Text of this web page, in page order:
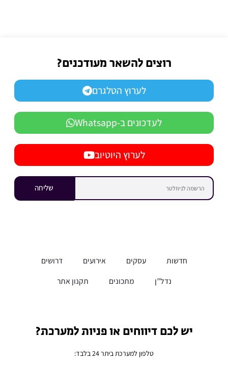
רוצים להשאר מעודכנים?
לערוץ הטלגרם
לעדכונים ב-Whatsapp
לערוץ היוטיוב
שליחה
חדשות עסקים אירועים
דרושים
נדל”ן
מתכונים תקנון אתר
יש לכם דיווחים או פניות למערכת?
טלפון למערכת ביתר 24 בלבד: